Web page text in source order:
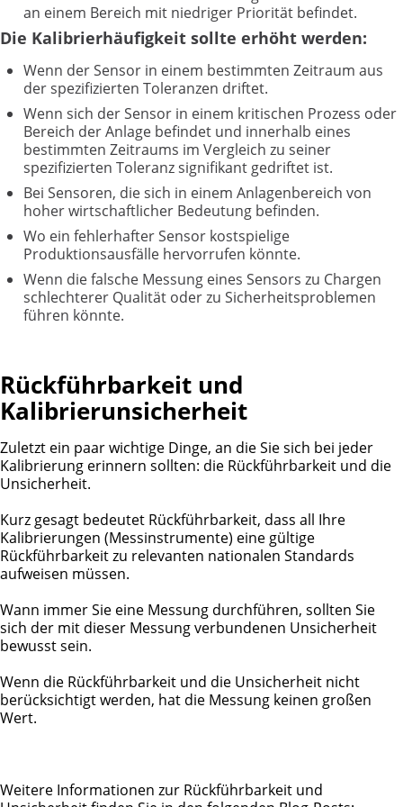
an einem Bereich mit niedriger Priorität befindet.
Die Kalibrierhäufigkeit sollte erhöht werden:
Wenn der Sensor in einem bestimmten Zeitraum aus
der spezifizierten Toleranzen driftet.
Wenn sich der Sensor in einem kritischen Prozess oder
Bereich der Anlage befindet und innerhalb eines
bestimmten Zeitraums im Vergleich zu seiner
spezifizierten Toleranz signifikant gedriftet ist.
Bei Sensoren, die sich in einem Anlagenbereich von
hoher wirtschaftlicher Bedeutung befinden.
Wo ein fehlerhafter Sensor kostspielige
Produktionsausfälle hervorrufen könnte.
Wenn die falsche Messung eines Sensors zu Chargen
schlechterer Qualität oder zu Sicherheitsproblemen
führen könnte.
Rückführbarkeit und
Kalibrierunsicherheit
Zuletzt ein paar wichtige Dinge, an die Sie sich bei jeder
Kalibrierung erinnern sollten: die Rückführbarkeit und die
Unsicherheit.
Kurz gesagt bedeutet Rückführbarkeit, dass all Ihre
Kalibrierungen (Messinstrumente) eine gültige
Rückführbarkeit zu relevanten nationalen Standards
aufweisen müssen.
Wann immer Sie eine Messung durchführen, sollten Sie
sich der mit dieser Messung verbundenen Unsicherheit
bewusst sein.
Wenn die Rückführbarkeit und die Unsicherheit nicht
berücksichtigt werden, hat die Messung keinen großen
Wert.
Weitere Informationen zur Rückführbarkeit und